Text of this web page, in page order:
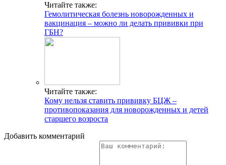
Читайте также:
Гемолитическая болезнь новорожденных и
вакцинация – можно ли делать прививки при
ГБН?
Читайте также:
Кому нельзя ставить прививку БЦЖ –
противопоказания для новорожденных и детей
старшего возроста
Добавить комментарий